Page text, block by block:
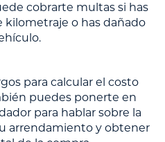
cobrarte multas si has
kilometraje o has dañado
para calcular el costo
puedes ponerte en
para hablar sobre la
arrendamiento y obtener